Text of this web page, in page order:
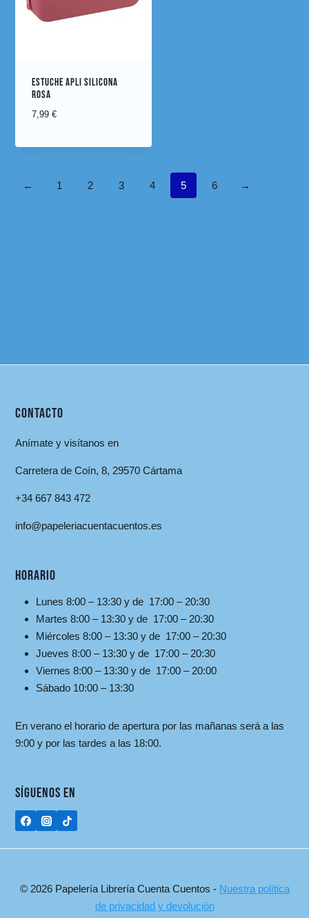
ESTUCHE APLI SILICONA
ROSA
7,99 €
← 1 2 3 4 5 6 →
CONTACTO
Anímate y visítanos en
Carretera de Coín, 8, 29570 Cártama
+34 667 843 472
info@papeleriacuentacuentos.es
HORARIO
Lunes 8:00 – 13:30 y de 17:00 – 20:30
Martes 8:00 – 13:30 y de 17:00 – 20:30
Miércoles 8:00 – 13:30 y de 17:00 – 20:30
Jueves 8:00 – 13:30 y de 17:00 – 20:30
Viernes 8:00 – 13:30 y de 17:00 – 20:00
Sábado 10:00 – 13:30
En verano el horario de apertura por las mañanas será a las
9:00 y por las tardes a las 18:00.
SÍGUENOS EN
© 2026 Papelería Librería Cuenta Cuentos - Nuestra política
de privacidad y devolución